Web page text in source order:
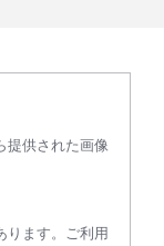
提供された画像
ります。ご利用